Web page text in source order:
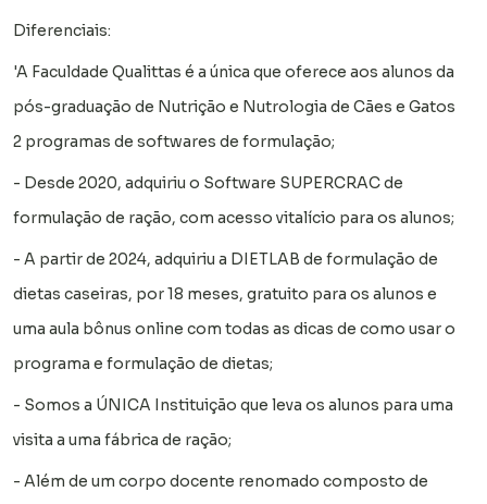
Diferenciais:
'A Faculdade Qualittas é a única que oferece aos alunos da
pós-graduação de Nutrição e Nutrologia de Cães e Gatos
2 programas de softwares de formulação;
- Desde 2020, adquiriu o Software SUPERCRAC de
formulação de ração, com acesso vitalício para os alunos;
- A partir de 2024, adquiriu a DIETLAB de formulação de
dietas caseiras, por 18 meses, gratuito para os alunos e
uma aula bônus online com todas as dicas de como usar o
programa e formulação de dietas;
- Somos a ÚNICA Instituição que leva os alunos para uma
visita a uma fábrica de ração;
- Além de um corpo docente renomado composto de